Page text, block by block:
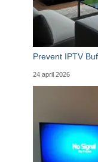
Prevent IPTV
24 april 2026